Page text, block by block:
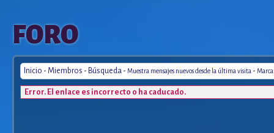
The
Origins
FORO
Inicio - Miembros - Búsqueda - Muestra mensajes nuevos desde la última visita - Marca
Error. El enlace es incorrecto o ha caducado.